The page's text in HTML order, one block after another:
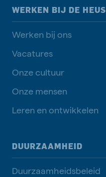
WERKEN BIJ DE HEUS
Werken bij ons
Vacatures
Onze cultuur
Onze mensen
Leren en ontwikkelen
DUURZAAMHEID
Duurzaamheidsbeleid